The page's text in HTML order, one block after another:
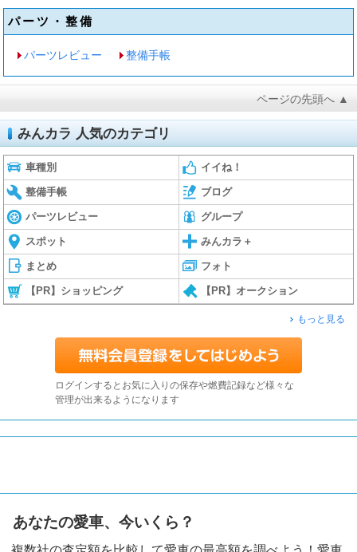
パーツ・整備
パーツレビュー 整備手帳
ページの先頭へ ▲
みんカラ 人気のカテゴリ
車種別 イイね！
整備手帳 ブログ
パーツレビュー グループ
スポット みんカラ＋
まとめ フォト
【PR】ショッピング 【PR】オークション
もっと見る
ログインするとお気に入りの保存や燃費記録など様々な
管理が出来るようになります
あなたの愛車、今いくら？